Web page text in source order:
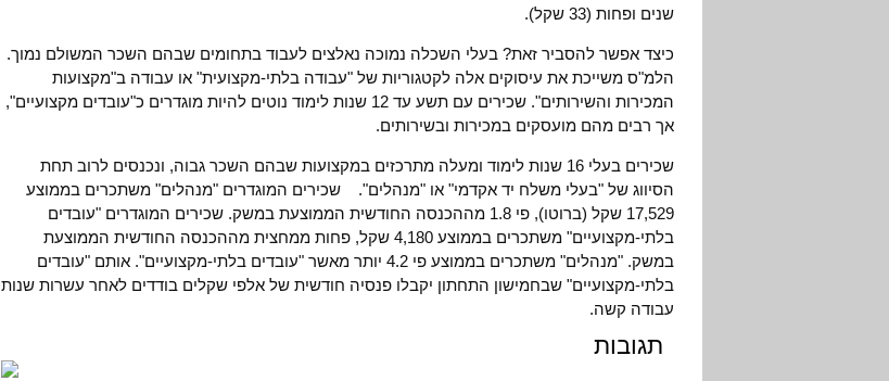
שנים ופחות (33 שקל).
כיצד אפשר להסביר זאת? בעלי השכלה נמוכה נאלצים לעבוד בתחומים שבהם השכר המשולם נמוך.
הלמ"ס משייכת את עיסוקים אלה לקטגוריות של "עבודה בלתי-מקצועית" או עבודה ב"מקצועות
המכירות והשירותים". שכירים עם תשע עד 12 שנות לימוד נוטים להיות מוגדרים כ"עובדים מקצועיים",
אך רבים מהם מועסקים במכירות ובשירותים.
שכירים בעלי 16 שנות לימוד ומעלה מתרכזים במקצועות שבהם השכר גבוה, ונכנסים לרוב תחת
הסיווג של "בעלי משלח יד אקדמי" או "מנהלים". שכירים המוגדרים "מנהלים" משתכרים בממוצע
17,529 שקל (ברוטו), פי 1.8 מההכנסה החודשית הממוצעת במשק. שכירים המוגדרים "עובדים
בלתי-מקצועיים" משתכרים בממוצע 4,180 שקל, פחות ממחצית מההכנסה החודשית הממוצעת
במשק. "מנהלים" משתכרים בממוצע פי 4.2 יותר מאשר "עובדים בלתי-מקצועיים". אותם "עובדים
בלתי-מקצועיים" שבחמישון התחתון יקבלו פנסיה חודשית של אלפי שקלים בודדים לאחר עשרות שנות
עבודה קשה.
תגובות